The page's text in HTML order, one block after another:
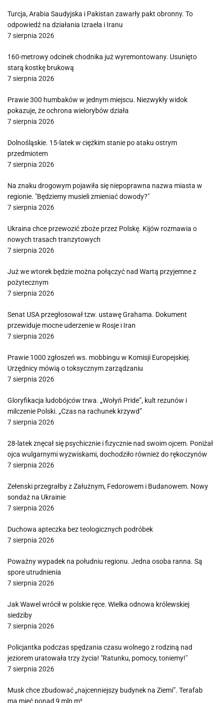
Turcja, Arabia Saudyjska i Pakistan zawarły pakt obronny. To
odpowiedź na działania Izraela i Iranu
7 sierpnia 2026
160-metrowy odcinek chodnika już wyremontowany. Usunięto
starą kostkę brukową
7 sierpnia 2026
Prawie 300 humbaków w jednym miejscu. Niezwykły widok
pokazuje, że ochrona wielorybów działa
7 sierpnia 2026
Dolnośląskie. 15-latek w ciężkim stanie po ataku ostrym
przedmiotem
7 sierpnia 2026
Na znaku drogowym pojawiła się niepoprawna nazwa miasta w
regionie. "Będziemy musieli zmieniać dowody?"
7 sierpnia 2026
Ukraina chce przewozić zboże przez Polskę. Kijów rozmawia o
nowych trasach tranzytowych
7 sierpnia 2026
Już we wtorek będzie można połączyć nad Wartą przyjemne z
pożytecznym
7 sierpnia 2026
Senat USA przegłosował tzw. ustawę Grahama. Dokument
przewiduje mocne uderzenie w Rosje i Iran
7 sierpnia 2026
Prawie 1000 zgłoszeń ws. mobbingu w Komisji Europejskiej.
Urzędnicy mówią o toksycznym zarządzaniu
7 sierpnia 2026
Gloryfikacja ludobójców trwa. „Wołyń Pride”, kult rezunów i
milczenie Polski. „Czas na rachunek krzywd”
7 sierpnia 2026
28-latek znęcał się psychicznie i fizycznie nad swoim ojcem. Poniżał
ojca wulgarnymi wyzwiskami, dochodziło również do rękoczynów
7 sierpnia 2026
Zełenski przegrałby z Załużnym, Fedorowem i Budanowem. Nowy
sondaż na Ukrainie
7 sierpnia 2026
Duchowa apteczka bez teologicznych podróbek
7 sierpnia 2026
Poważny wypadek na południu regionu. Jedna osoba ranna. Są
spore utrudnienia
7 sierpnia 2026
Jak Wawel wrócił w polskie ręce. Wielka odnowa królewskiej
siedziby
7 sierpnia 2026
Policjantka podczas spędzania czasu wolnego z rodziną nad
jeziorem uratowała trzy życia! "Ratunku, pomocy, toniemy!"
7 sierpnia 2026
Musk chce zbudować „najcenniejszy budynek na Ziemi”. Terafab
ma mieć ponad 9 mln m²